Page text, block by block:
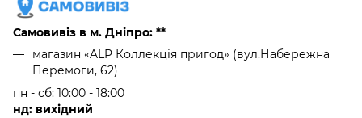
Самовивіз в м. Дніпро: **
магазин «ALP Коллекція пригод» (вул.Набережна
Перемоги, 62)
пн - сб: 10:00 - 18:00
нд: вихідний